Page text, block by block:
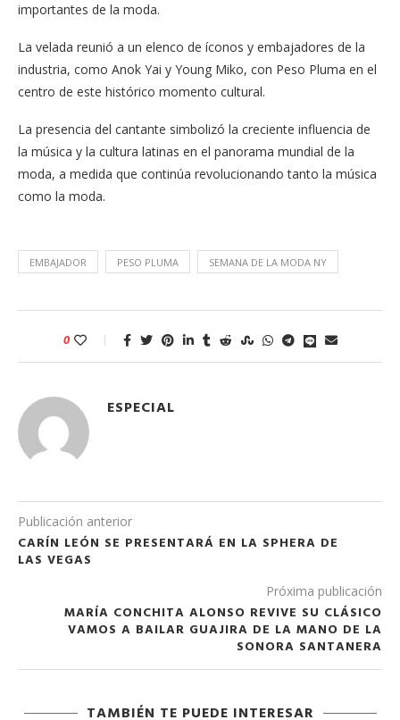
importantes de la moda.
La velada reunió a un elenco de íconos y embajadores de la
industria, como Anok Yai y Young Miko, con Peso Pluma en el
centro de este histórico momento cultural.
La presencia del cantante simbolizó la creciente influencia de
la música y la cultura latinas en el panorama mundial de la
moda, a medida que continúa revolucionando tanto la música
como la moda.
EMBAJADOR PESO PLUMA SEMANA DE LA MODA NY
0
ESPECIAL
Publicación anterior
CARÍN LEÓN SE PRESENTARÁ EN LA SPHERA DE
LAS VEGAS
Próxima publicación
MARÍA CONCHITA ALONSO REVIVE SU CLÁSICO
VAMOS A BAILAR GUAJIRA DE LA MANO DE LA
SONORA SANTANERA
TAMBIÉN TE PUEDE INTERESAR